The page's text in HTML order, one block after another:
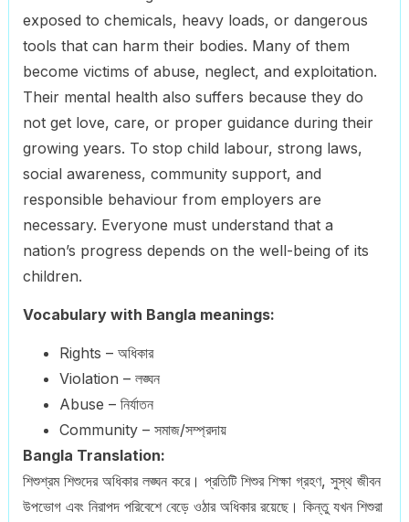
exposed to chemicals, heavy loads, or dangerous
tools that can harm their bodies. Many of them
become victims of abuse, neglect, and exploitation.
Their mental health also suffers because they do
not get love, care, or proper guidance during their
growing years. To stop child labour, strong laws,
social awareness, community support, and
responsible behaviour from employers are
necessary. Everyone must understand that a
nation’s progress depends on the well-being of its
children.
Vocabulary with Bangla meanings:
Rights – অধিকার
Violation – লঙ্ঘন
Abuse – নির্যাতন
Community – সমাজ/সম্প্রদায়
Bangla Translation:
শিশুশ্রম শিশুদের অধিকার লঙ্ঘন করে। প্রতিটি শিশুর শিক্ষা গ্রহণ, সুস্থ জীবন
উপভোগ এবং নিরাপদ পরিবেশে বেড়ে ওঠার অধিকার রয়েছে। কিন্তু যখন শিশুরা